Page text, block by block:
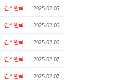
견적완료 2025.02.05
견적완료 2025.02.06
견적완료 2025.02.06
견적완료 2025.02.07
견적완료 2025.02.07